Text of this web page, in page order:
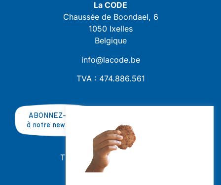
La CODE
Chaussée de Boondael, 6
1050 Ixelles
Belgique
info@lacode.be
TVA : 474.886.561
ABONNEZ-VOUS
à notre newsletter
TRAVAILLER AVEC NOUS ?